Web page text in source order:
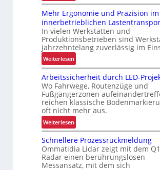
L
a
d
e
n
w
a
a
g
e
z
u
r
K
I
R
o
b
u
s
t
e
ö
s
u
n
g
f
ü
r
R
Mehr Ergonomie und Präzision im
innerbetrieblichen
In vielen Werkstätten und
Produktionsbetrieben sind
jahrzehntelang zuverlässig im
Weiterlesen:
M
e
h
r
E
r
g
n
o
m
Arbeitssicherheit durch LED-
Wo Fahrwege, Routenzüge und
Fußgängerzonen
reichen klassische
oft nicht mehr aus.
Weiterlesen:
A
r
b
e
Schnellere Prozessrückmeldung
Ommatidia Lidar zeigt mit dem
Radar einen berührungslosen
Messansatz, mit dem sich